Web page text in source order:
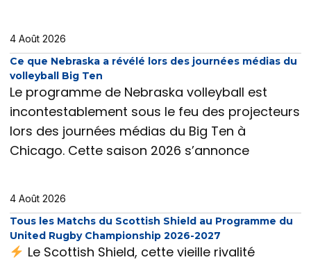
4 Août 2026
Ce que Nebraska a révélé lors des journées médias du
volleyball Big Ten
Le programme de Nebraska volleyball est
incontestablement sous le feu des projecteurs
lors des journées médias du Big Ten à
Chicago. Cette saison 2026 s’annonce
4 Août 2026
Tous les Matchs du Scottish Shield au Programme du
United Rugby Championship 2026-2027
Le Scottish Shield, cette vieille rivalité